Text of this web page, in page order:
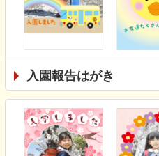
入園報告はがき